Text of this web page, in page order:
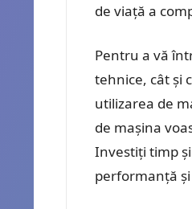
de viață a
Pentru a vă
tehnice, cât și
utilizarea de
de mașina
Investiți timp
performanță